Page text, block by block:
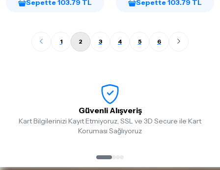
Sepette 103.79 TL Sepette 103.79 TL
1 2 3 4 5 6
Güvenli Alışveriş
Kart Bilgilerinizi Kayıt Etmiyoruz, SSL ve 3D Secure ile Kart
Koruması Sağlıyoruz